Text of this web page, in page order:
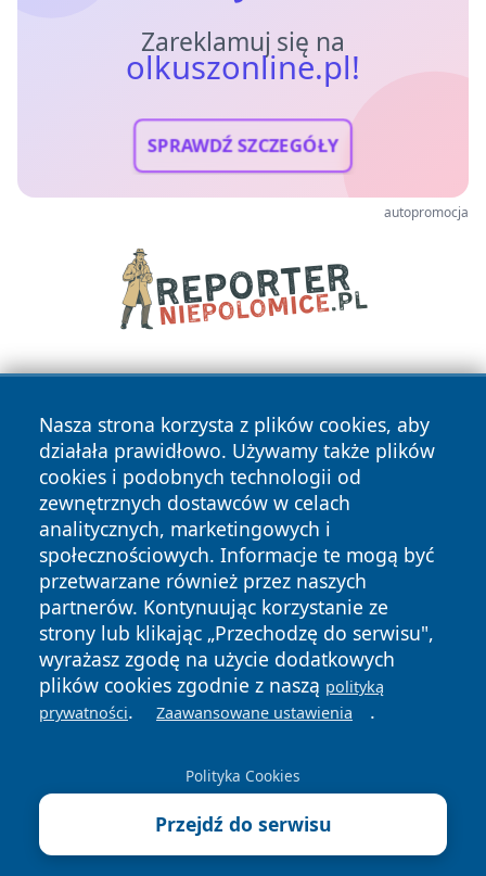
Zareklamuj się na
olkuszonline.pl!
SPRAWDŹ SZCZEGÓŁY
autopromocja
Nasza strona korzysta z plików cookies, aby
działała prawidłowo. Używamy także plików
cookies i podobnych technologii od
zewnętrznych dostawców w celach
analitycznych, marketingowych i
społecznościowych. Informacje te mogą być
przetwarzane również przez naszych
partnerów. Kontynuując korzystanie ze
strony lub klikając „Przechodzę do serwisu",
wyrażasz zgodę na użycie dodatkowych
plików cookies zgodnie z naszą polityką
prywatności. Zaawansowane ustawienia .
Polityka Cookies
Przejdź do serwisu
Copyright © 2026 olkuszonline.pl Wszystkie prawa
zastrzeżone.
News Autorzy
Polityka
Prywatności
Polityka
Cookies